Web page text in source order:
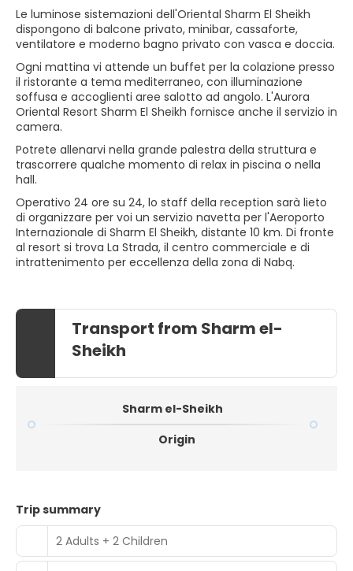
Le luminose sistemazioni dell'Oriental Sharm El Sheikh
dispongono di balcone privato, minibar, cassaforte,
ventilatore e moderno bagno privato con vasca e doccia.
Ogni mattina vi attende un buffet per la colazione presso
il ristorante a tema mediterraneo, con illuminazione
soffusa e accoglienti aree salotto ad angolo. L'Aurora
Oriental Resort Sharm El Sheikh fornisce anche il servizio in
camera.
Potrete allenarvi nella grande palestra della struttura e
trascorrere qualche momento di relax in piscina o nella
hall.
Operativo 24 ore su 24, lo staff della reception sarà lieto
di organizzare per voi un servizio navetta per l'Aeroporto
Internazionale di Sharm El Sheikh, distante 10 km. Di fronte
al resort si trova La Strada, il centro commerciale e di
intrattenimento per eccellenza della zona di Nabq.
Transport from Sharm el-
Sheikh
Sharm el-Sheikh
Origin
Trip summary
2 Adults + 2 Children